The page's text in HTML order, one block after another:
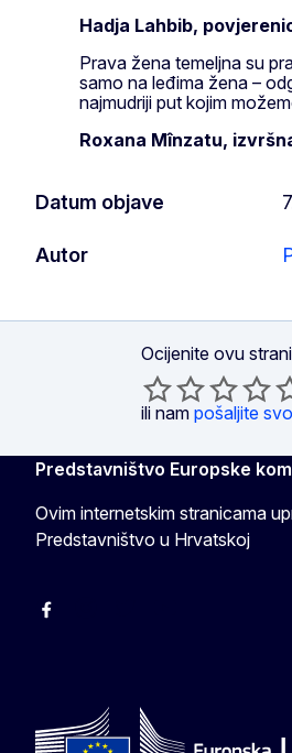
Hadja Lahbib,
Prava žena temeljna su
samo na leđima žena –
najmudriji put kojim
Roxana Mînzatu,
Datum objave
Autor
Ocijenite ovu
ili nam pošaljite
Predstavništvo Europske
Ovim internetskim stranicama
Predstavništvo u Hrvatskoj
Facebook